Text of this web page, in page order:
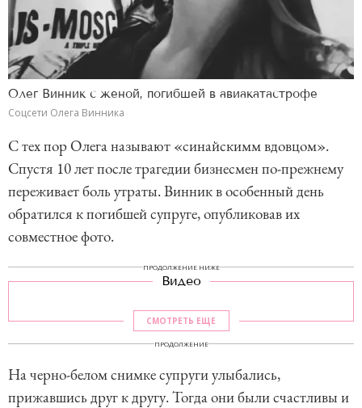
Олег Винник с женой, погибшей в авиакатастрофе
Соцсети Олега Винника
С тех пор Олега называют «синайскимм вдовцом».
Спустя 10 лет после трагедии бизнесмен по-прежнему
переживает боль утраты. Винник в особенный день
обратился к погибшей супруге, опубликовав их
совместное фото.
ПРОДОЛЖЕНИЕ НИЖЕ
Видео
СМОТРЕТЬ ЕЩЕ
ПРОДОЛЖЕНИЕ
На черно-белом снимке супруги улыбались,
прижавшись друг к другу. Тогда они были счастливы и